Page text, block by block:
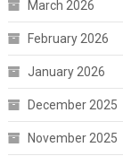
March 2026
February 2026
January 2026
December 2025
November 2025